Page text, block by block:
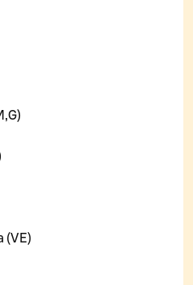
(VE)